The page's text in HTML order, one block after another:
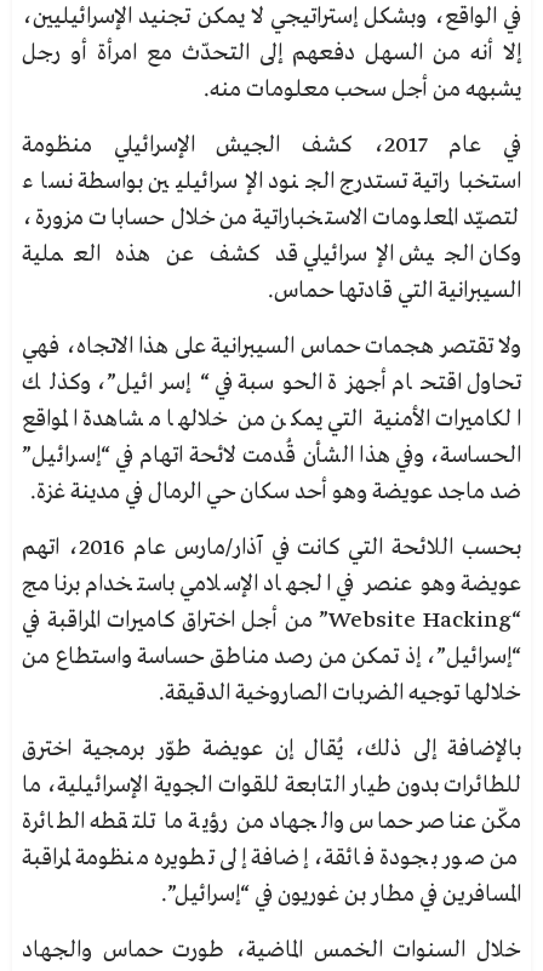
في الواقع، وبشكل إستراتيجي لا يمكن تجنيد الإسرائيليين،
إلا أنه من السهل دفعهم إلى التحدّث مع امرأة أو رجل
يشبهه من أجل سحب معلومات منه.
في عام 2017، كشف الجيش الإسرائيلي منظومة
استخباراتية تستدرج الجنود الإسرائيليين بواسطة نساء
لتصيّد المعلومات الاستخباراتية من خلال حسابات مزورة،
وكان الجيش الإسرائيلي قد كشف عن هذه العملية
السيبرانية التي قادتها حماس.
ولا تقتصر هجمات حماس السيبرانية على هذا الاتجاه، فهي
تحاول اقتحام أجهزة الحوسبة في “إسرائيل”، وكذلك
الكاميرات الأمنية التي يمكن من خلالها مشاهدة المواقع
الحساسة، وفي هذا الشأن قُدمت لائحة اتهام في “إسرائيل”
ضد ماجد عويضة وهو أحد سكان حي الرمال في مدينة غزة.
بحسب اللائحة التي كانت في آذار/مارس عام 2016، اتهم
عويضة وهو عنصر في الجهاد الإسلامي باستخدام برنامج
“Website Hacking” من أجل اختراق كاميرات المراقبة في
“إسرائيل”، إذ تمكن من رصد مناطق حساسة واستطاع من
خلالها توجيه الضربات الصاروخية الدقيقة.
بالإضافة إلى ذلك، يُقال إن عويضة طوّر برمجية اخترق
للطائرات بدون طيار التابعة للقوات الجوية الإسرائيلية، ما
مكّن عناصر حماس والجهاد من رؤية ما تلتقطه الطائرة
من صور بجودة فائقة، إضافة إلى تطويره منظومة لمراقبة
المسافرين في مطار بن غوريون في “إسرائيل”.
خلال السنوات الخمس الماضية، طورت حماس والجهاد